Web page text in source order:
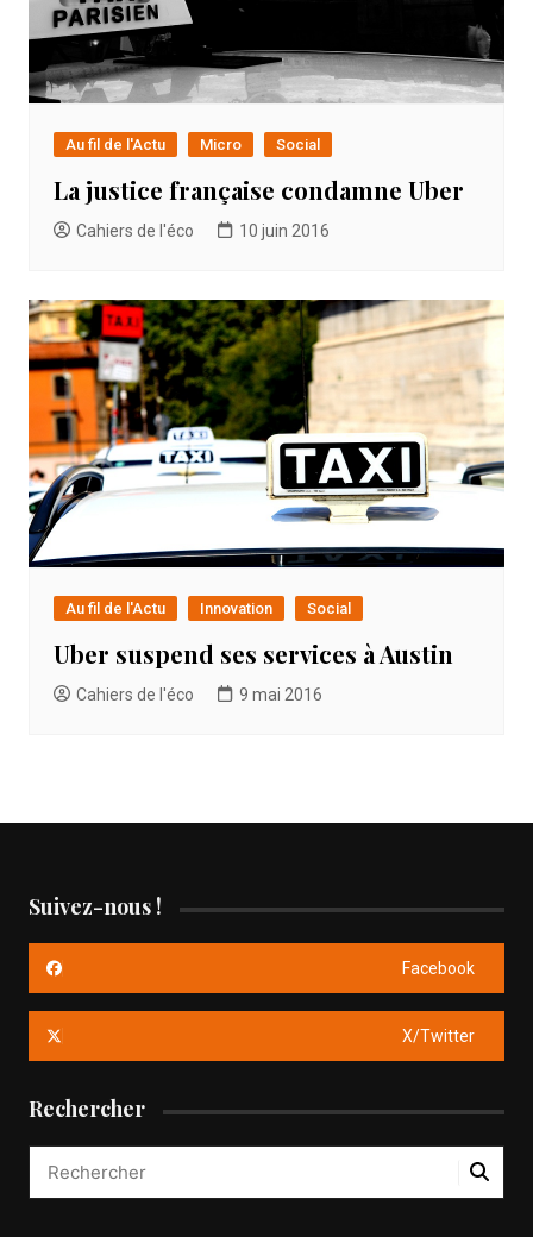
Au fil de l'Actu Micro Social
La justice française condamne Uber
Cahiers de l'éco 10 juin 2016
Au fil de l'Actu Innovation Social
Uber suspend ses services à Austin
Cahiers de l'éco 9 mai 2016
Suivez-nous !
Facebook
X/Twitter
Rechercher